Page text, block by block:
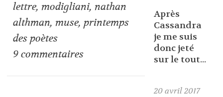
lettre, modigliani, nathan
althman, muse, printemps
des poètes
9 commentaires
Après
Cassandra
je me suis
donc jeté
sur le tout...
20 avril 2017